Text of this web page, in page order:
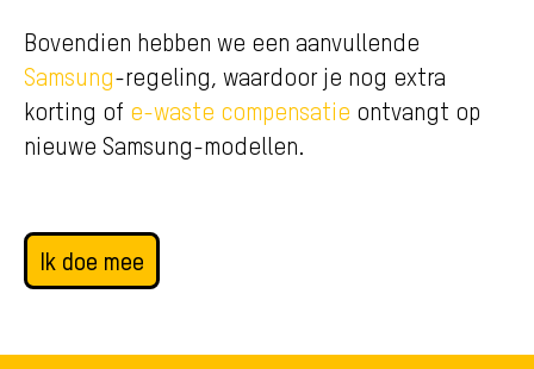
Bovendien hebben we een aanvullende
Samsung-regeling, waardoor je nog extra
korting of e-waste compensatie ontvangt op
nieuwe Samsung-modellen.
Ik doe mee